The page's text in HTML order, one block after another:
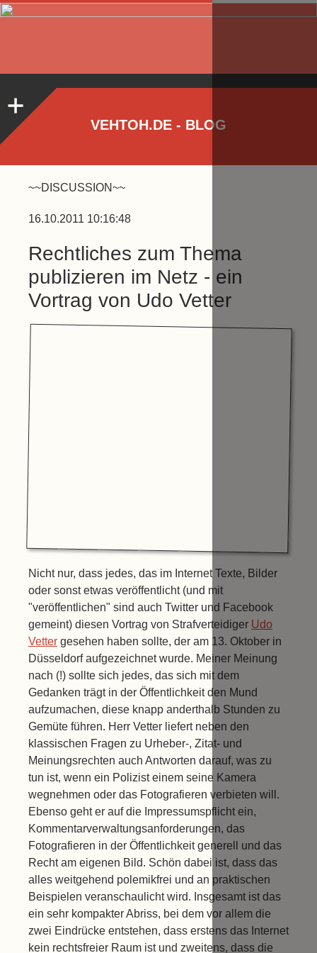
VEHTOH.DE - BLOG
~~DISCUSSION~~
16.10.2011 10:16:48
Rechtliches zum Thema
publizieren im Netz - ein
Vortrag von Udo Vetter
Nicht nur, dass jedes, das im Internet Texte, Bilder
oder sonst etwas veröffentlicht (und mit
"veröffentlichen" sind auch Twitter und Facebook
gemeint) diesen Vortrag von Strafverteidiger Udo
Vetter gesehen haben sollte, der am 13. Oktober in
Düsseldorf aufgezeichnet wurde. Meiner Meinung
nach (!) sollte sich jedes, das sich mit dem
Gedanken trägt in der Öffentlichkeit den Mund
aufzumachen, diese knapp anderthalb Stunden zu
Gemüte führen. Herr Vetter liefert neben den
klassischen Fragen zu Urheber-, Zitat- und
Meinungsrechten auch Antworten darauf, was zu
tun ist, wenn ein Polizist einem seine Kamera
wegnehmen oder das Fotografieren verbieten will.
Ebenso geht er auf die Impressumspflicht ein,
Kommentarverwaltungsanforderungen, das
Fotografieren in der Öffentlichkeit generell und das
Recht am eigenen Bild. Schön dabei ist, dass das
alles weitgehend polemikfrei und an praktischen
Beispielen veranschaulicht wird. Insgesamt ist das
ein sehr kompakter Abriss, bei dem vor allem die
zwei Eindrücke entstehen, dass erstens das Internet
kein rechtsfreier Raum ist und zweitens, dass die